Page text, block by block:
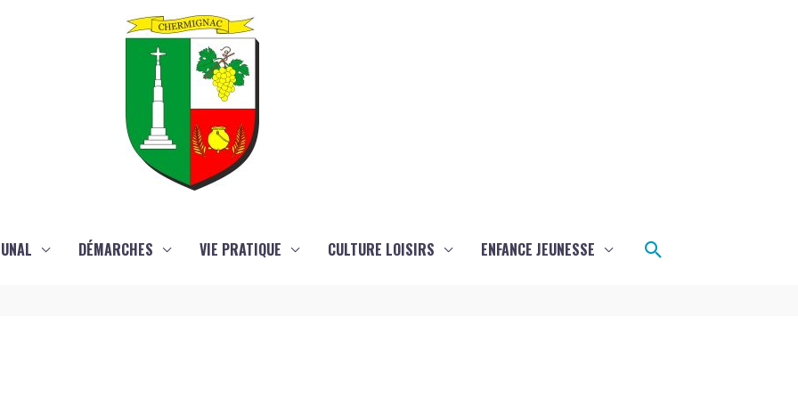
DÉMARCHES VIE PRATIQUE CULTURE LOISIRS ENFANCE JEUNESSE Rechercher